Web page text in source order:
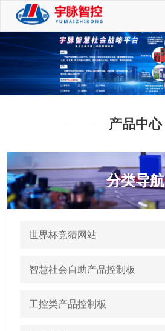
产品中心
分类导航
世界杯竞猜网站
智慧社会自助产品控制板
工控类产品控制板